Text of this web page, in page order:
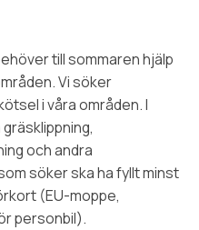
till sommaren hjälp
Vi söker
i våra områden. I
och andra
söker ska ha fyllt minst
(EU-moppe,
personbil).